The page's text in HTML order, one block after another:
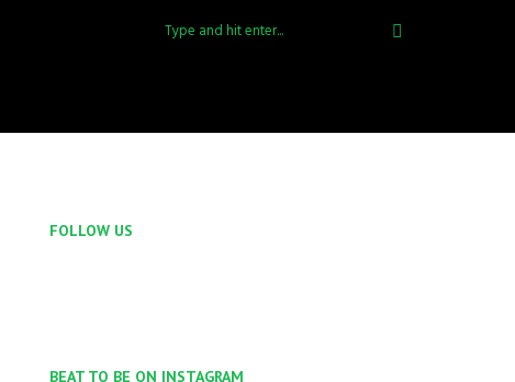
FOLLOW US
BEAT TO BE ON INSTAGRAM